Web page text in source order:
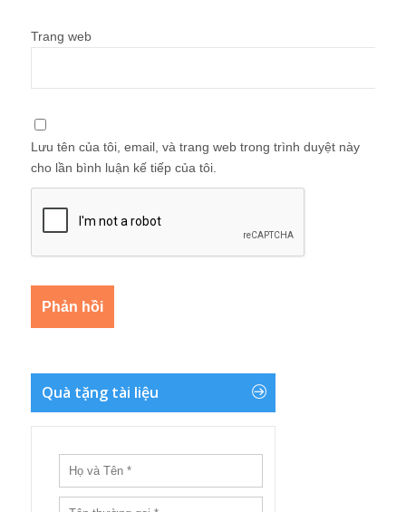
Trang web
Lưu tên của tôi, email, và trang web trong trình duyệt này
cho lần bình luận kế tiếp của tôi.
Quà tặng tài liệu